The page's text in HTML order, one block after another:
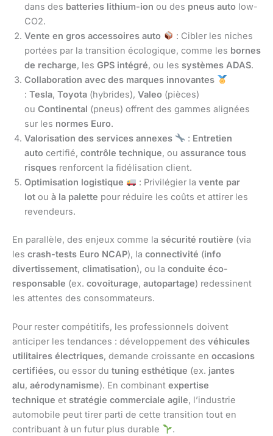
dans des batteries lithium-ion ou des pneus auto low-
CO2.
Vente en gros accessoires auto
: Cibler les niches
portées par la transition écologique, comme les bornes
de recharge, les GPS intégré, ou les systèmes ADAS.
Collaboration avec des marques innovantes
: Tesla, Toyota (hybrides), Valeo (pièces)
ou Continental (pneus) offrent des gammes alignées
sur les normes Euro.
Valorisation des services annexes
: Entretien
auto certifié, contrôle technique, ou assurance tous
risques renforcent la fidélisation client.
Optimisation logistique
: Privilégier la vente par
lot ou à la palette pour réduire les coûts et attirer les
revendeurs.
En parallèle, des enjeux comme la sécurité routière (via
les crash-tests Euro NCAP), la connectivité (info
divertissement, climatisation), ou la conduite éco-
responsable (ex. covoiturage, autopartage) redessinent
les attentes des consommateurs.
Pour rester compétitifs, les professionnels doivent
anticiper les tendances : développement des véhicules
utilitaires électriques, demande croissante en occasions
certifiées, ou essor du tuning esthétique (ex. jantes
alu, aérodynamisme). En combinant expertise
technique et stratégie commerciale agile, l’industrie
automobile peut tirer parti de cette transition tout en
contribuant à un futur plus durable
.